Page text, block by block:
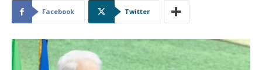
Facebook Twitter